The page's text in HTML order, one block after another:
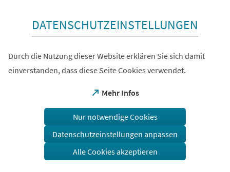
DATENSCHUTZEINSTELLUNGEN
Durch die Nutzung dieser Website erklären Sie sich damit
einverstanden, dass diese Seite Cookies verwendet.
Mehr Infos
(Öffnet
einem
Tab)
Nur notwendige Cookies
Datenschutzeinstellungen anpassen
Alle Cookies akzeptieren